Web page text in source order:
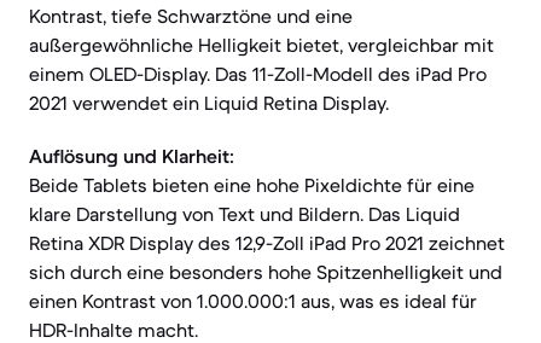
Kontrast, tiefe Schwarztöne und eine
außergewöhnliche Helligkeit bietet, vergleichbar mit
einem OLED-Display. Das 11-Zoll-Modell des iPad Pro
2021 verwendet ein Liquid Retina Display.
Auflösung und Klarheit:
Beide Tablets bieten eine hohe Pixeldichte für eine
klare Darstellung von Text und Bildern. Das Liquid
Retina XDR Display des 12,9-Zoll iPad Pro 2021 zeichnet
sich durch eine besonders hohe Spitzenhelligkeit und
einen Kontrast von 1.000.000:1 aus, was es ideal für
HDR-Inhalte macht.